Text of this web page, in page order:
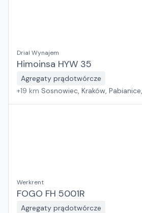
Drial Wynajem
Himoinsa HYW 35
Agregaty prądotwórcze
+19 km Sosnowiec, Kraków,
Werkrent
FOGO FH 5001R
Agregaty prądotwórcze